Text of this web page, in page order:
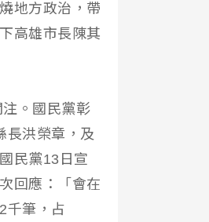
地方政治，帶
高雄市長陳其
。國民黨彰
長洪榮章，及
民黨13日宣
回應：「會在
千筆，占